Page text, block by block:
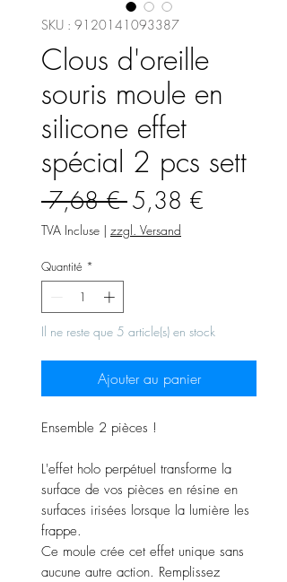
SKU : 9120141093387
Clous d'oreille
souris moule en
silicone effet
spécial 2 pcs sett
7,68 € Prix
original
5,38 €
TVA Incluse | zzgl. Versand
Quantité *
Il ne reste que 5 article(s) en stock
Ajouter au panier
Ensemble 2 pièces !
L'effet holo perpétuel transforme la
surface de vos pièces en résine en
surfaces irisées lorsque la lumière les
frappe.
Ce moule crée cet effet unique sans
aucune autre action. Remplissez